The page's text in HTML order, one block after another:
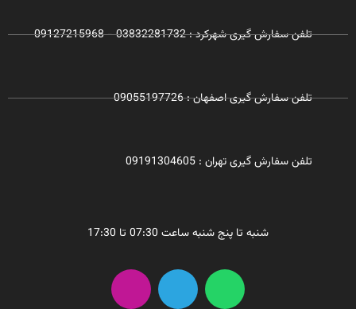
تلفن سفارش گیری شهرکرد : 03832281732 - 09127215968
تلفن سفارش گیری اصفهان : 09055197726
تلفن سفارش گیری تهران : 09191304605
شنبه تا پنج شنبه ساعت 07:30 تا 17:30
W
h
T
I
n